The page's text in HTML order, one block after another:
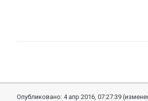
Опубликовано:4 апр 2016, 07:27:39